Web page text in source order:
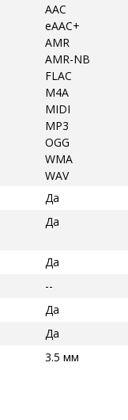
AAC
eAAC+
AMR
AMR-NB
FLAC
M4A
MIDI
MP3
OGG
WMA
WAV
Да
Да
Да
--
Да
Да
3.5 мм